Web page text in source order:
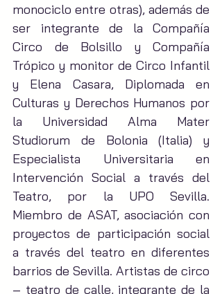
monociclo entre otras), además de
ser integrante de la Compañía
Circo de Bolsillo y Compañía
Trópico y monitor de Circo Infantil
y Elena Casara, Diplomada en
Culturas y Derechos Humanos por
la Universidad Alma Mater
Studiorum de Bolonia (Italia) y
Especialista Universitaria en
Intervención Social a través del
Teatro, por la UPO Sevilla.
Miembro de ASAT, asociación con
proyectos de participación social
a través del teatro en diferentes
barrios de Sevilla. Artistas de circo
– teatro de calle, integrante de la